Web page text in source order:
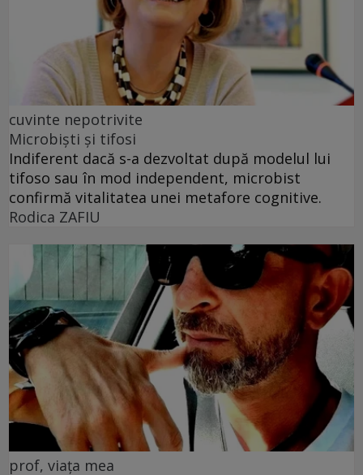
cuvinte nepotrivite
Microbiști și tifosi
Indiferent dacă s-a dezvoltat după modelul lui
tifoso sau în mod independent, microbist
confirmă vitalitatea unei metafore cognitive.
Rodica ZAFIU
prof, viața mea